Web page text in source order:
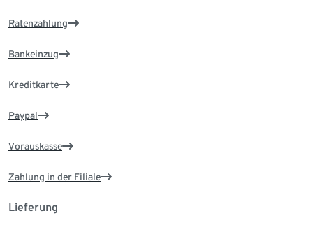
Ratenzahlung
Bankeinzug
Kreditkarte
Paypal
Vorauskasse
Zahlung in der Filiale
Lieferung